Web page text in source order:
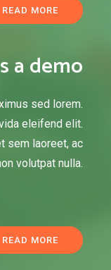
READ MORE
a demo
sed lorem.
eleifend elit.
sem laoreet, ac
volutpat nulla.
READ MORE